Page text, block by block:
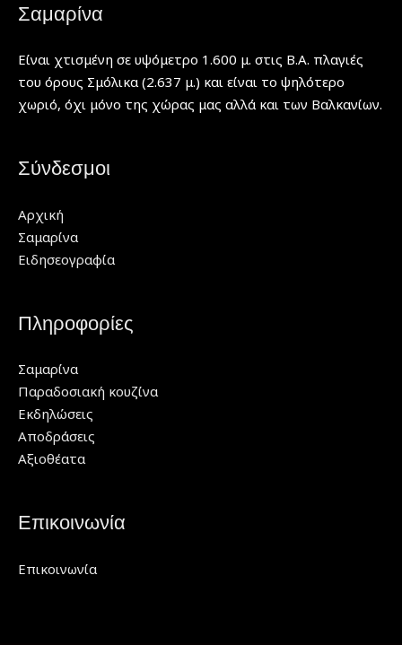
Σαμαρίνα
Είναι χτισμένη σε υψόμετρο 1.600 μ. στις Β.Α. πλαγιές
του όρους Σμόλικα (2.637 μ.) και είναι το ψηλότερο
χωριό, όχι μόνο της χώρας μας αλλά και των Βαλκανίων.
Σύνδεσμοι
Αρχική
Σαμαρίνα
Ειδησεογραφία
Πληροφορίες
Σαμαρίνα
Παραδοσιακή κουζίνα
Εκδηλώσεις
Αποδράσεις
Αξιοθέατα
Επικοινωνία
Επικοινωνία